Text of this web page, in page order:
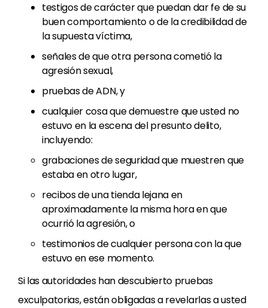
testigos de carácter que puedan dar fe de su
buen comportamiento o de la credibilidad de
la supuesta víctima,
señales de que otra persona cometió la
agresión sexual,
pruebas de ADN, y
cualquier cosa que demuestre que usted no
estuvo en la escena del presunto delito,
incluyendo:
grabaciones de seguridad que muestren que
estaba en otro lugar,
recibos de una tienda lejana en
aproximadamente la misma hora en que
ocurrió la agresión, o
testimonios de cualquier persona con la que
estuvo en ese momento.
Si las autoridades han descubierto pruebas
exculpatorias, están obligadas a revelarlas a usted